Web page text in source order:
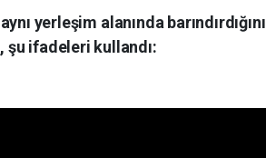
yerleşim alanında barındırdığını
şu ifadeleri kullandı: